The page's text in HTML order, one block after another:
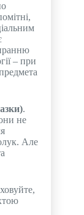
– при
.
не
Але